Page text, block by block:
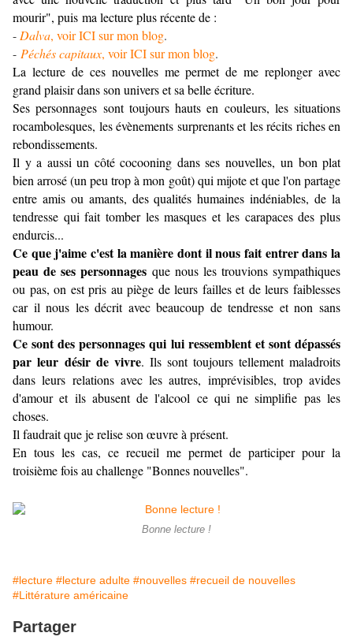
mourir", puis ma lecture plus récente de :
- Dalva, voir ICI sur mon blog.
- Péchés capitaux, voir ICI sur mon blog.
La lecture de ces nouvelles me permet de me replonger avec
grand plaisir dans son univers et sa belle écriture.
Ses personnages sont toujours hauts en couleurs, les situations
rocambolesques, les évènements surprenants et les récits riches en
rebondissements.
Il y a aussi un côté cocooning dans ses nouvelles, un bon plat
bien arrosé (un peu trop à mon goût) qui mijote et que l'on partage
entre amis ou amants, des qualités humaines indéniables, de la
tendresse qui fait tomber les masques et les carapaces des plus
endurcis...
Ce que j'aime c'est la manière dont il nous fait entrer dans la
peau de ses personnages que nous les trouvions sympathiques
ou pas, on est pris au piège de leurs failles et de leurs faiblesses
car il nous les décrit avec beaucoup de tendresse et non sans
humour.
Ce sont des personnages qui lui ressemblent et sont dépassés
par leur désir de vivre. Ils sont toujours tellement maladroits
dans leurs relations avec les autres, imprévisibles, trop avides
d'amour et ils abusent de l'alcool ce qui ne simplifie pas les
choses.
Il faudrait que je relise son œuvre à présent.
En tous les cas, ce recueil me permet de participer pour la
troisième fois au challenge "Bonnes nouvelles".
Bonne lecture !
#lecture #lecture adulte #nouvelles #recueil de nouvelles
#Littérature américaine
Partager